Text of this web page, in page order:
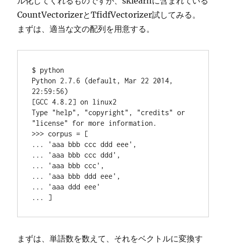
CountVectorizerとTfidfVectorizer試してみる。
まずは、適当な文の配列を用意する。
$ python
Python 2.7.6 (default, Mar 22 2014,
22:59:56)
[GCC 4.8.2] on linux2
Type "help", "copyright", "credits" or
"license" for more information.
>>> corpus = [
... 'aaa bbb ccc ddd eee',
... 'aaa bbb ccc ddd',
... 'aaa bbb ccc',
... 'aaa bbb ddd eee',
... 'aaa ddd eee'
まずは、単語数を数えて、それをベクトルに変換す